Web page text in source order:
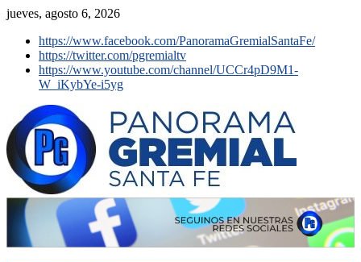
jueves, agosto 6, 2026
https://www.facebook.com/PanoramaGremialSantaFe/
https://twitter.com/pgremialtv
https://www.youtube.com/channel/UCCr4pD9M1-
W_iKybYe-i5yg